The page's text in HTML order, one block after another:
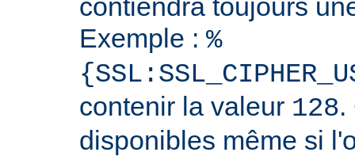
contiendra toujours
Exemple : %
contenir la valeur 128.
disponibles même si